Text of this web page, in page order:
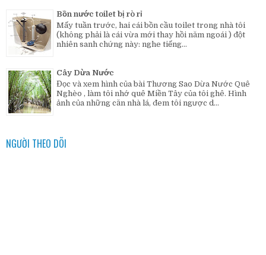
Bồn nước toilet bị rò rỉ
Mấy tuần trước, hai cái bồn cầu toilet trong nhà tôi
(không phải là cái vừa mới thay hồi năm ngoái ) đột
nhiên sanh chứng này: nghe tiếng...
Cây Dừa Nước
Đọc và xem hình của bài Thương Sao Dừa Nước Quê
Nghèo , làm tôi nhớ quê Miền Tây của tôi ghê. Hình
ảnh của những căn nhà lá, đem tôi ngược d...
NGƯỜI THEO DÕI